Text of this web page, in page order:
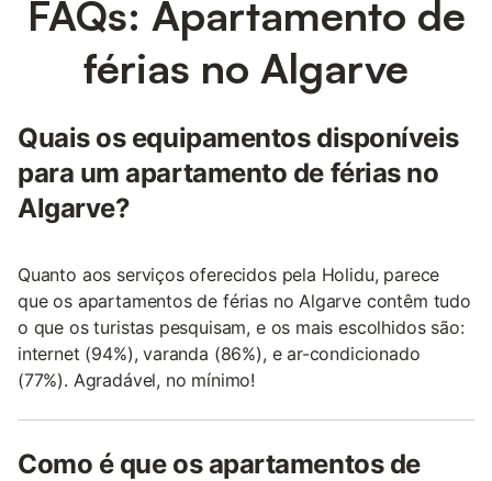
FAQs: Apartamento de
férias no Algarve
Quais os equipamentos disponíveis
para um apartamento de férias no
Algarve?
Quanto aos serviços oferecidos pela Holidu, parece
que os apartamentos de férias no Algarve contêm tudo
o que os turistas pesquisam, e os mais escolhidos são:
internet (94%), varanda (86%), e ar-condicionado
(77%). Agradável, no mínimo!
Como é que os apartamentos de